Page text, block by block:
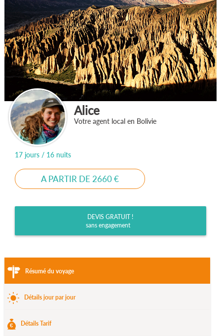
Alice
Votre agent local en Bolivie
17 jours / 16 nuits
A PARTIR DE 2660 €
DEVIS GRATUIT !
sans engagement
Résumé du voyage
Détails jour par jour
Détails Tarif